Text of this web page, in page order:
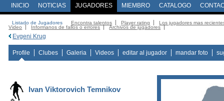
INICIO NOTICIAS JUGADORES MIEMBRO CATALOGO
Listado de Jugadores Encontra talentos Player rating
Los jugadores mas
Video
Informanos de fallos o errores Archivos de jugadores
Evgeni Krug
Profile Clubes Galeria Videos editar al jugador mandar foto
Ivan Viktorovich Temnikov